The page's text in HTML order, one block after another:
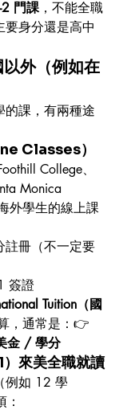
門課，不能全職
身分還是高中
外（例如在
的課，有兩種途
Classes）
College、
Monica
外學生的線上課
註冊（不一定要
簽證
Tuition（國
，通常是：👉
金 / 學分
來美全職就讀
例如 12 學